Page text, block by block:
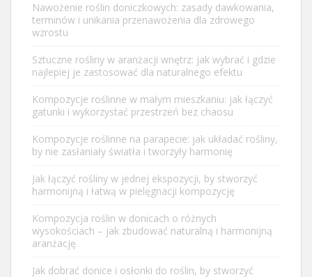
Nawożenie roślin doniczkowych: zasady dawkowania,
terminów i unikania przenawożenia dla zdrowego
wzrostu
Sztuczne rośliny w aranżacji wnętrz: jak wybrać i gdzie
najlepiej je zastosować dla naturalnego efektu
Kompozycje roślinne w małym mieszkaniu: jak łączyć
gatunki i wykorzystać przestrzeń bez chaosu
Kompozycje roślinne na parapecie: jak układać rośliny,
by nie zasłaniały światła i tworzyły harmonię
Jak łączyć rośliny w jednej ekspozycji, by stworzyć
harmonijną i łatwą w pielęgnacji kompozycję
Kompozycja roślin w donicach o różnych
wysokościach – jak zbudować naturalną i harmonijną
aranżację
Jak dobrać donice i osłonki do roślin, by stworzyć